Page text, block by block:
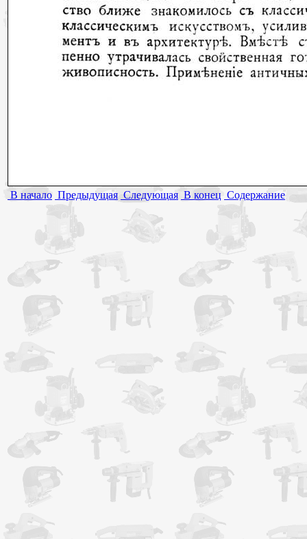
В начало Предыдущая Следующая В конец Содержание